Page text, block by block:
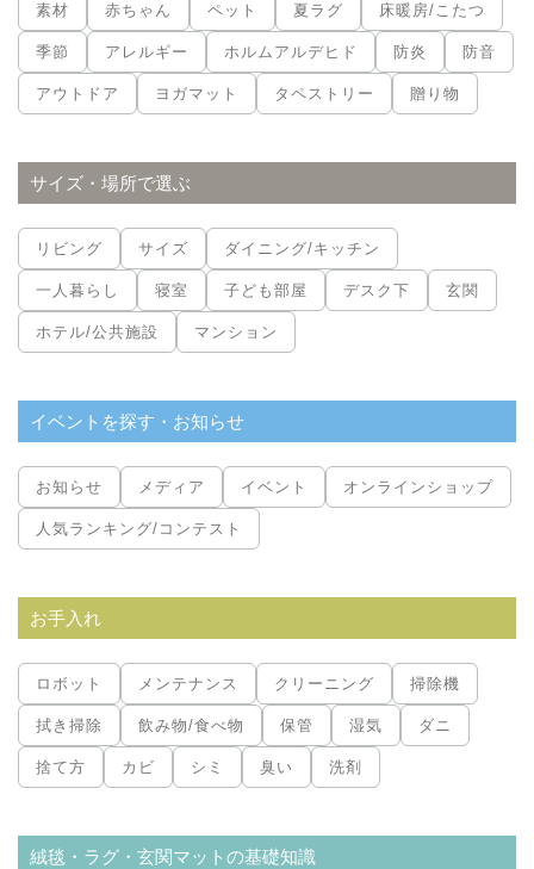
素材 赤ちゃん ペット 夏ラグ 床暖房/こたつ
季節 アレルギー ホルムアルデヒド 防炎 防音
アウトドア ヨガマット タペストリー 贈り物
サイズ・場所で選ぶ
リビング サイズ ダイニング/キッチン
一人暮らし 寝室 子ども部屋 デスク下 玄関
ホテル/公共施設 マンション
イベントを探す・お知らせ
お知らせ メディア イベント オンラインショップ
人気ランキング/コンテスト
お手入れ
ロボット メンテナンス クリーニング 掃除機
拭き掃除 飲み物/食べ物 保管 湿気 ダニ
捨て方 カビ シミ 臭い 洗剤
絨毯・ラグ・玄関マットの基礎知識